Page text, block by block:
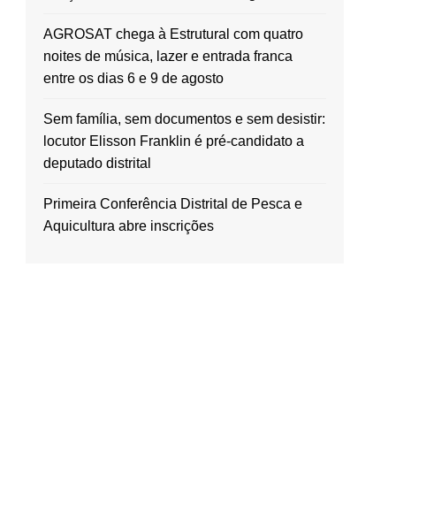
AGROSAT chega à Estrutural com quatro
noites de música, lazer e entrada franca
entre os dias 6 e 9 de agosto
Sem família, sem documentos e sem desistir:
locutor Elisson Franklin é pré-candidato a
deputado distrital
Primeira Conferência Distrital de Pesca e
Aquicultura abre inscrições